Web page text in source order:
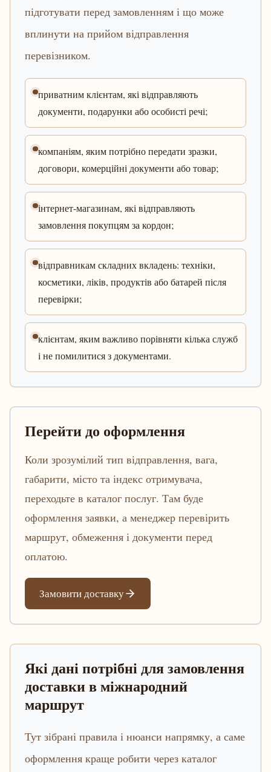
підготувати перед замовленням і що може
вплинути на прийом відправлення
перевізником.
приватним клієнтам, які відправляють
документи, подарунки або особисті речі;
компаніям, яким потрібно передати зразки,
договори, комерційні документи або товар;
інтернет-магазинам, які відправляють
замовлення покупцям за кордон;
відправникам складних вкладень: техніки,
косметики, ліків, продуктів або батарей після
перевірки;
клієнтам, яким важливо порівняти кілька служб
і не помилитися з документами.
Перейти до оформлення
Коли зрозумілий тип відправлення, вага,
габарити, місто та індекс отримувача,
переходьте в каталог послуг. Там буде
оформлення заявки, а менеджер перевірить
маршрут, обмеження і документи перед
оплатою.
Замовити доставку
Які дані потрібні для замовлення
доставки в міжнародний
маршрут
Тут зібрані правила і нюанси напрямку, а саме
оформлення краще робити через каталог